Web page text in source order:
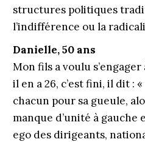
structures politiques
l’indifférence ou la
Danielle, 50 ans
Mon fils a voulu
il en a 26, c’est fini, il dit :
chacun pour sa gueule,
manque d’unité à gauche
ego des dirigeants,